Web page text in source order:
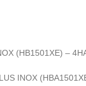
(HB1501XE) –
INOX